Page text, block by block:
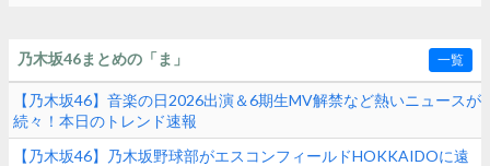
乃木坂46まとめの「ま」 一覧
【乃木坂46】音楽の日2026出演＆6期生MV解禁など熱いニュースが
続々！本日のトレンド速報
【乃木坂46】乃木坂野球部がエスコンフィールドHOKKAIDOに遠